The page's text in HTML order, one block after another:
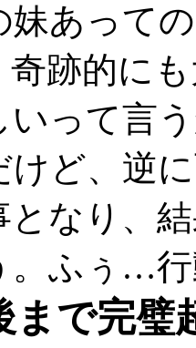
妹あって
奇跡的に
いって言
けど、逆
なり、
。ふぅ…
まで完璧